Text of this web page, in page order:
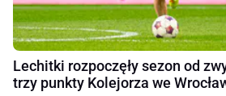
Lechitki rozpoczęły sezon od
trzy punkty Kolejorza we